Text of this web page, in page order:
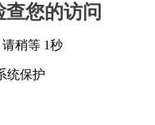
您的访问
稍等 1秒
统保护